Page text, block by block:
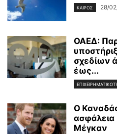
ΚΑΙΡΌΣ 28/
ΟΑΕΔ:
σχεδίων
έως...
Ο
ασφάλεια
Μέγκαν